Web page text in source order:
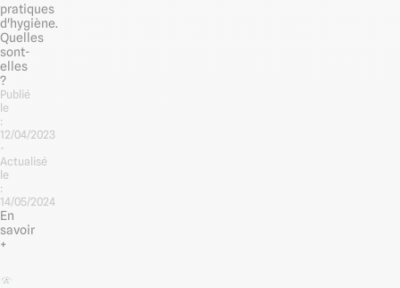
pratiques
d'hygiène.
Quelles
sont-
elles
?
Publié
le
:
12/04/2023
-
Actualisé
le
:
14/05/2024
En
savoir
+